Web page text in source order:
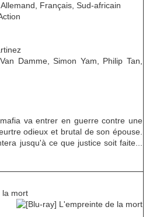
Français, Sud-africain
Damme, Simon Yam, Philip Tan,
va entrer en guerre contre une
odieux et brutal de son épouse.
jusqu'à ce que justice soit faite...